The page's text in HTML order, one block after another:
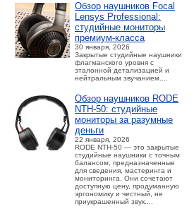
Обзор наушников Focal
Lensys Professional:
студийные мониторы
премиум‑класса
30 января, 2026
Закрытые студийные наушники
флагманского уровня с
эталонной детализацией и
нейтральным звучанием....
Обзор наушников RODE
NTH-50: студийные
мониторы за разумные
деньги
22 января, 2026
RODE NTH-50 — это закрытые
студийные наушники с точным
балансом, предназначенные
для сведения, мастеринга и
мониторинга. Они сочетают
доступную цену, продуманную
эргономику и честный, не
приукрашенный звук....